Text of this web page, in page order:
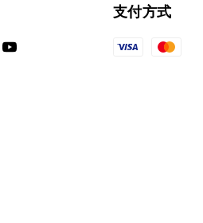
支付方式